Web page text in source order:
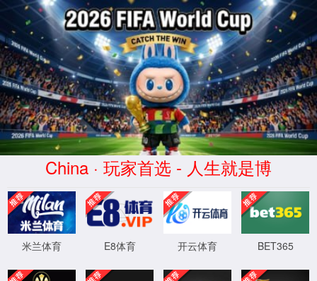
404
诶呀! 页面找不到啦。
您可以返回首页，或者访问JPress获得帮助。
XML 地图